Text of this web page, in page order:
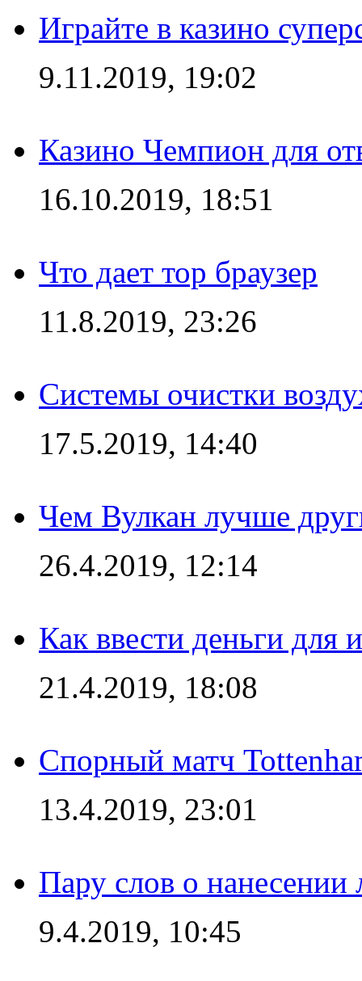
Играйте в казино
9.11.2019, 19:02
Казино Чемпион для
16.10.2019, 18:51
Что дает тор браузер
11.8.2019, 23:26
Системы очистки
17.5.2019, 14:40
Чем Вулкан лучше
26.4.2019, 12:14
Как ввести деньги для
21.4.2019, 18:08
Спорный матч
13.4.2019, 23:01
Пару слов о
9.4.2019, 10:45